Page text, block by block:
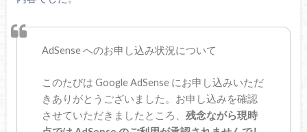
AdSense へのお申し込み状況について
このたびは Google AdSense にお申し込みいただ
きありがとうございました。お申し込みを確認
させていただきましたところ、残念ながら現時